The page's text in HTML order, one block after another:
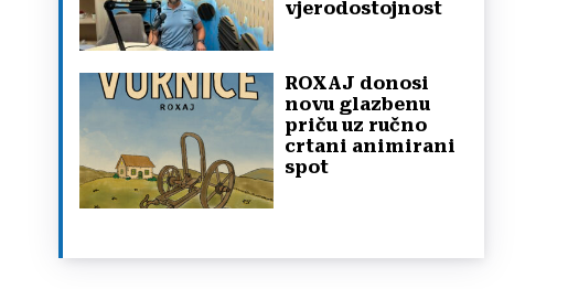
vjerodostojnost
ROXAJ donosi
novu glazbenu
priču uz ručno
crtani animirani
spot